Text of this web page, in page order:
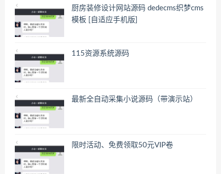
厨房装修设计网站源码 dedecms织梦cms
模板 [自适应手机版]
115资源系统源码
最新全自动采集小说源码（带演示站）
限时活动、免费领取50元VIP卷